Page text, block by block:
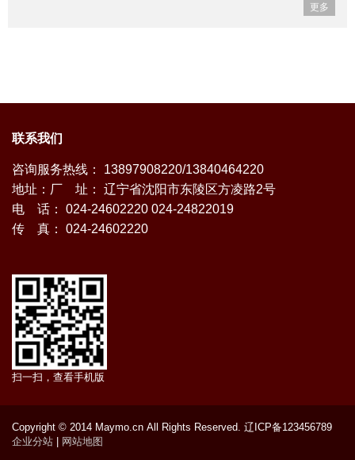
更多
联系我们
咨询服务热线： 13897908220/13840464220
地址：厂 址： 辽宁省沈阳市东陵区方凌路2号
电 话： 024-24602220 024-24822019
传 真： 024-24602220
扫一扫，查看手机版
Copyright © 2014 Maymo.cn All Rights Reserved. 辽ICP备123456789
企业分站
网站地图